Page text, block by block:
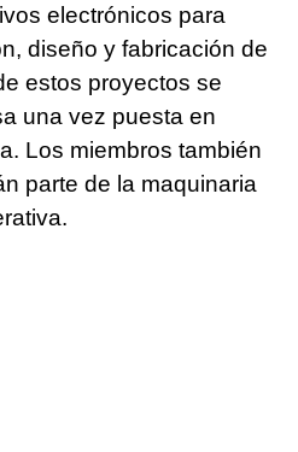
electrónicos para
diseño y fabricación de
estos proyectos se
una vez puesta en
Los miembros también
parte de la maquinaria